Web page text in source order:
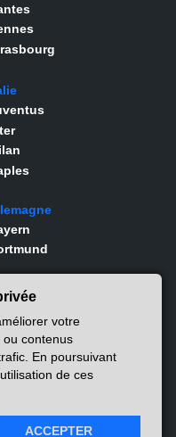
Yamal
Jr
Abline
votre
ou contenus
En poursuivant
de ces
ACCEPTER